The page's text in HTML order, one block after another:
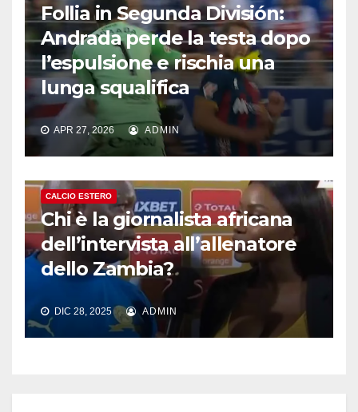
Follia in Segunda División:
Andrada perde la testa dopo
l’espulsione e rischia una
lunga squalifica
APR 27, 2026 ADMIN
CALCIO ESTERO
Chi è la giornalista africana
dell’intervista all’allenatore
dello Zambia?
DIC 28, 2025 ADMIN